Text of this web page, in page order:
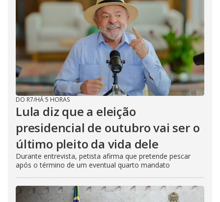
DO R7/HÁ 5 HORAS
Lula diz que a eleição
presidencial de outubro vai ser o
último pleito da vida dele
Durante entrevista, petista afirma que pretende pescar
após o término de um eventual quarto mandato